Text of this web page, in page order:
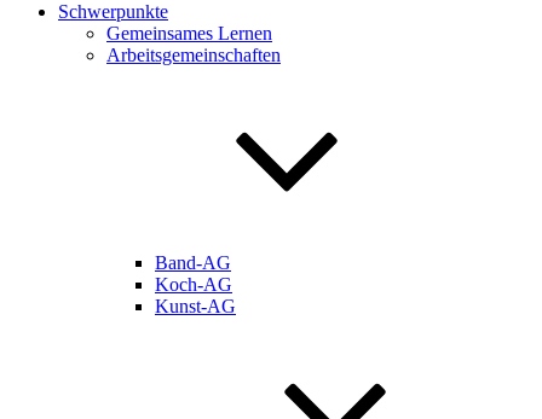
Schwerpunkte
Gemeinsames Lernen
Arbeitsgemeinschaften
Band-AG
Koch-AG
Kunst-AG